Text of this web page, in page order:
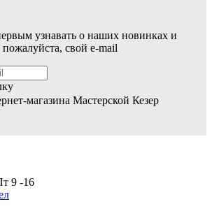
узнавать о наших новинках и
пожалуйста, свой e-mail
магазина Мастерской Кезер
9 -16